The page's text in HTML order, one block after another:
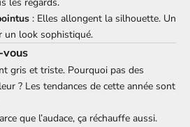
: Elles allongent la silhouette. Un
un look sophistiqué.
vous
gris et triste. Pourquoi pas des
? Les tendances de cette année sont
que l’audace, ça réchauffe aussi.